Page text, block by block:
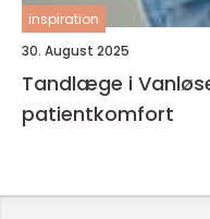
inspiration
30. August 2025
Tandlæge i
patientkomfort